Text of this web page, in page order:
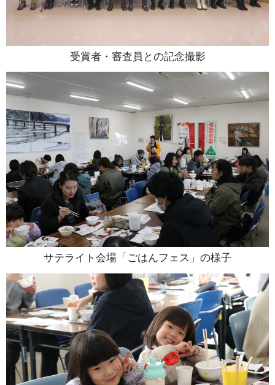
受賞者・審査員との記念撮影
サテライト会場「ごはんフェス」の様子